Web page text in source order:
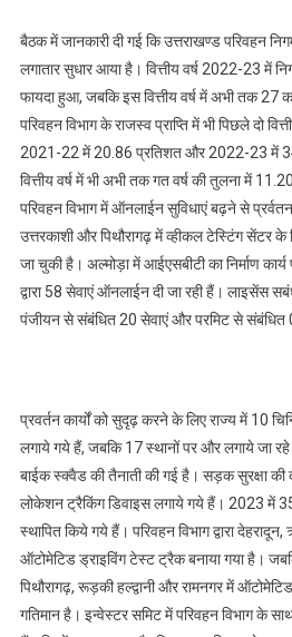
बैठक में जानकारी दी गई कि उत्तराखण्ड परिवहन
लगातार सुधार आया है। वित्तीय वर्ष 2022-23 में
फायदा हुआ, जबकि इस वित्तीय वर्ष में अभी तक 27
परिवहन विभाग के राजस्व प्राप्ति में भी पिछले दो
2021-22 में 20.86 प्रतिशत और 2022-23 में
वित्तीय वर्ष में भी अभी तक गत वर्ष की तुलना में
परिवहन विभाग में ऑनलाईन सुविधाएं बढ़ने से
उत्तरकाशी और पिथौरागढ़ में व्हीकल टेस्टिंग सेंटर के
जा चुकी है। अल्मोड़ा में आईएसबीटी का निर्माण कार्य
द्वारा 58 सेवाएं ऑनलाईन दी जा रही हैं। लाइसेंस
पंजीयन से संबंधित 20 सेवाएं और परमिट से संबंधित
प्रवर्तन कार्यों को सुदृढ़ करने के लिए राज्य में 10
लगाये गये हैं, जबकि 17 स्थानों पर और लगाये जा
बाईक स्क्वैड की तैनाती की गई है। सड़क सुरक्षा की
लोकेशन ट्रैकिंग डिवाइस लगाये गये हैं। 2023 में
स्थापित किये गये हैं। परिवहन विभाग द्वारा देहरादून,
ऑटोमेटिड ड्राइविंग टेस्ट ट्रैक बनाया गया है।
पिथौरागढ़, रूड़की हल्द्वानी और रामनगर में
गतिमान है। इन्वेस्टर समिट में परिवहन विभाग के